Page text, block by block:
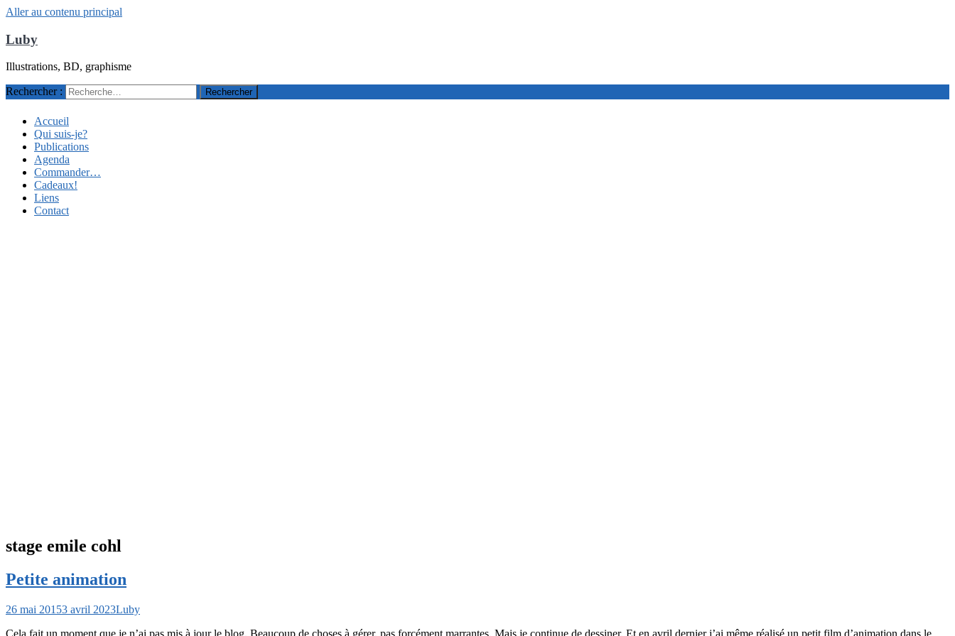
Aller au contenu principal
Luby
Illustrations, BD, graphisme
Rechercher :
Accueil
Qui suis-je?
Publications
Agenda
Commander…
Cadeaux!
Liens
Contact
stage emile cohl
Petite animation
26 mai 20153 avril 2023Luby
Cela fait un moment que je n’ai pas mis à jour le blog. Beaucoup de choses à gérer, pas forcément marrantes. Mais je continue de dessiner. Et en avril dernier j’ai même réalisé un petit film d’animation dans le